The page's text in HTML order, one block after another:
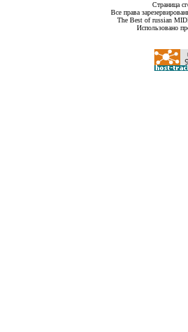
Страница
Все права
The Best of russian
Использовано